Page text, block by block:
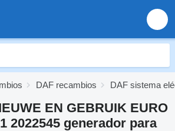
DAF recambios DAF sistema
EN GEBRUIK EURO
2022545 generador para